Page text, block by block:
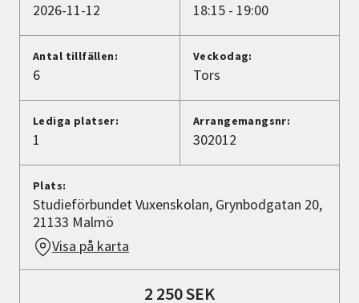
Avdelningar
Lyssna
2026-11-12 18:15 - 19:00
Antal tillfällen:
6
Veckodag:
Tors
Lediga platser:
1
Arrangemangsnr:
302012
Plats:
Studieförbundet Vuxenskolan, Grynbodgatan 20,
21133 Malmö
Visa på karta
2 250 SEK